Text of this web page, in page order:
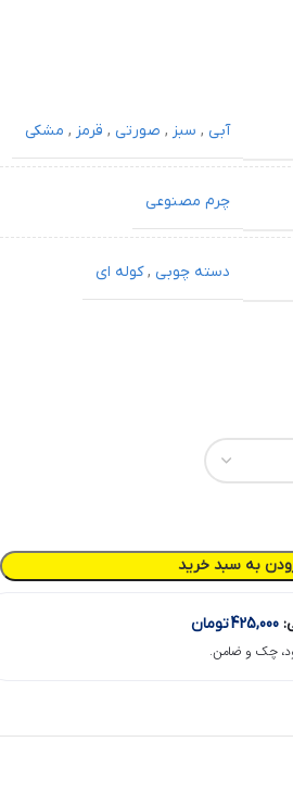
آبی , سبز , صورتی , قرمز , مشکی
چرم مصنوعی
دسته چوبی ,کوله ای
به سبد خرید
425,000تومان